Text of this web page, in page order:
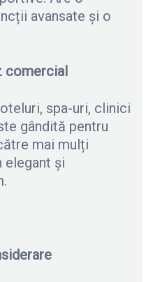
avansate și o
comercial
spa-uri, clinici
gândită pentru
mai mulți
elegant și